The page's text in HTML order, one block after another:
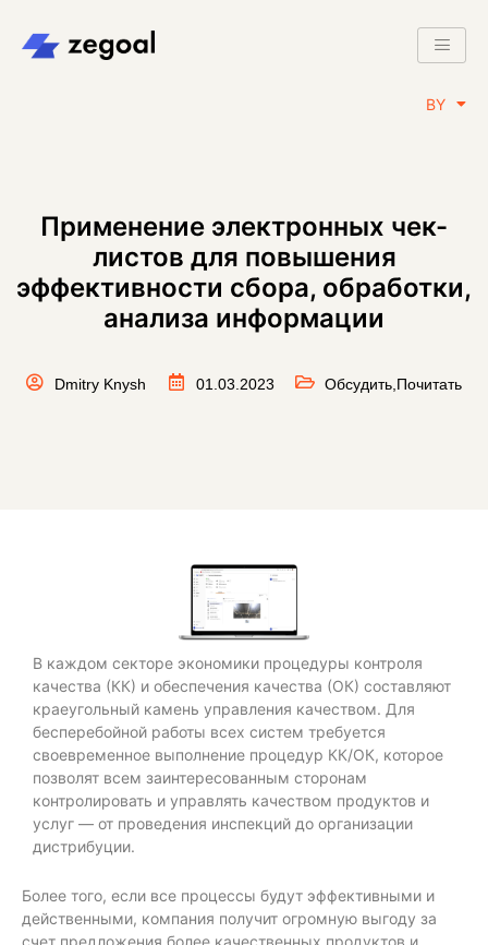
BY
EN
Применение электронных чек-
листов для повышения
эффективности сбора, обработки,
анализа информации
Dmitry Knysh 01.03.2023 Обсудить Почитать
В каждом секторе экономики процедуры контроля
качества (КК) и обеспечения качества (ОК) составляют
краеугольный камень управления качеством. Для
бесперебойной работы всех систем требуется
своевременное выполнение процедур КК/ОК, которое
позволят всем заинтересованным сторонам
контролировать и управлять качеством продуктов и
услуг — от проведения инспекций до организации
дистрибуции.
Более того, если все процессы будут эффективными и
действенными, компания получит огромную выгоду за